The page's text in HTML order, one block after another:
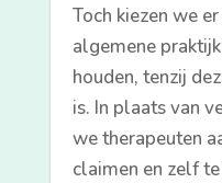
Toch kiezen we
algemene
houden, tenzij
is. In plaats van
we therapeuten
claimen en zelf